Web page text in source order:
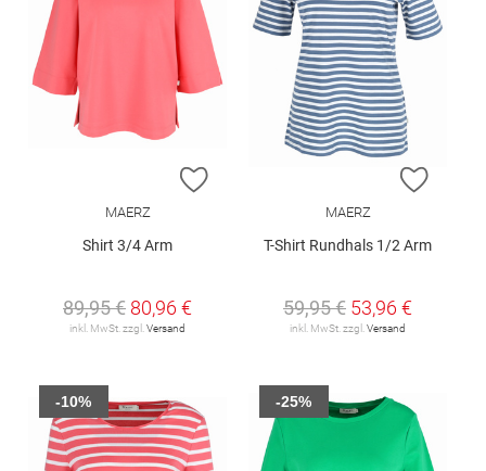
ZUR WUNSCHLISTE HINZUFÜGEN
MAERZ
Shirt 3/4 Arm
89,95 € 80,96 €
inkl. MwSt. zzgl. Versand
ZUR
MAERZ
T-Shirt Rundhals 1/2 Arm
59,95 € 53,96 €
inkl. MwSt. zzgl. Versand
-10% -25%